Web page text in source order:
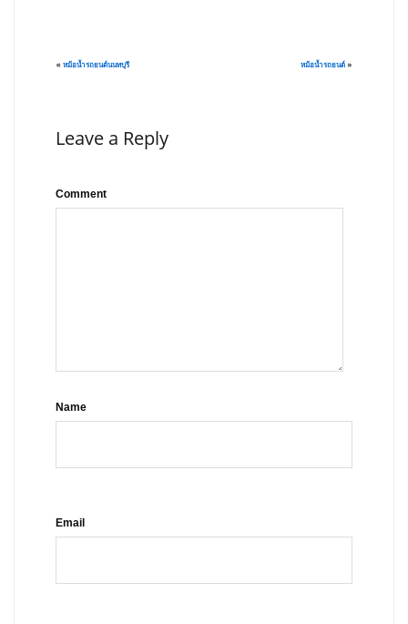
« หม้อน้ำรถยนต์นนทบุรี หม้อน้ำรถยนต์ »
Leave a Reply
Comment
Name
Email